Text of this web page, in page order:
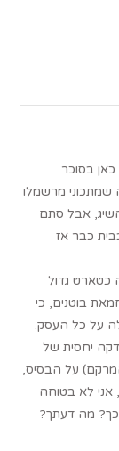
בסוכר
שמתכוני מרשמלו
אבל סתם
כבר אז
כטארט גדול
בוטנים, כי
על כל העסק.
יחסית של
על הבסיס,
אני לא בטוחה
מה דעתך?